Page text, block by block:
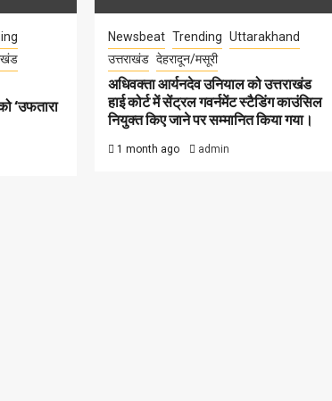
‘उफतारा
Newsbeat Trending Uttarakhand
उत्तराखंड देहरादून/मसूरी
अधिवक्ता आर्यनदेव उनियाल को उत्तराखंड
हाई कोर्ट में सेंट्रल गवर्नमेंट स्टैडिंग काउंसिल
नियुक्त किए जाने पर सम्मानित किया गया।
1 month ago admin